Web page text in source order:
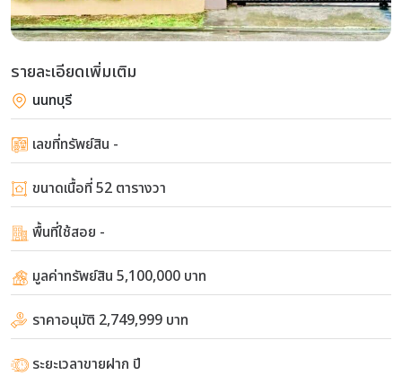
รายละเอียดเพิ่มเติม
นนทบุรี
เลขที่ทรัพย์สิน -
ขนาดเนื้อที่ 52 ตารางวา
พื้นที่ใช้สอย -
มูลค่าทรัพย์สิน 5,100,000 บาท
ราคาอนุมัติ 2,749,999 บาท
ระยะเวลาขายฝาก ปี